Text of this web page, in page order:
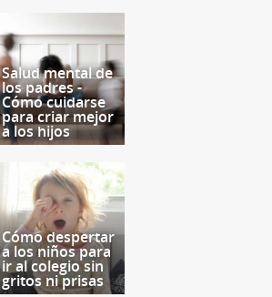
Salud mental de
los padres -
Cómo cuidarse
para criar mejor
a los hijos
Cómo despertar
a los niños para
ir al colegio sin
gritos ni prisas